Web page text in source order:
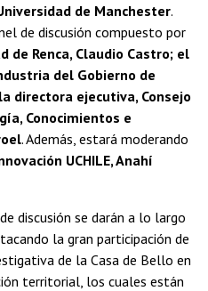
de Manchester.
de discusión compuesto por
de Renca, Claudio Castro; el
del Gobierno de
directora ejecutiva, Consejo
Conocimientos e
. Además, estará moderando
UCHILE, Anahí
discusión se darán a lo largo
la gran participación de
de la Casa de Bello en
territorial, los cuales están